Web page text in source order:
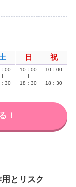
土 日 祝
00
30
10：00
18：30
10：00
18：30
！
とリスク